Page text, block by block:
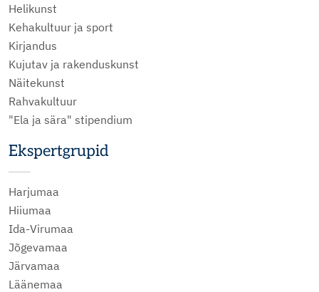
Helikunst
Kehakultuur ja sport
Kirjandus
Kujutav ja rakenduskunst
Näitekunst
Rahvakultuur
"Ela ja sära" stipendium
Ekspertgrupid
Harjumaa
Hiiumaa
Ida-Virumaa
Jõgevamaa
Järvamaa
Läänemaa